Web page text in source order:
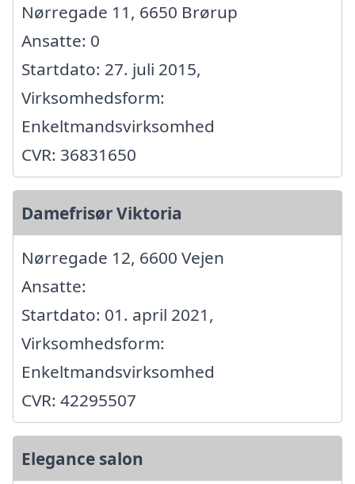
Nørregade 11, 6650 Brørup
Ansatte: 0
Startdato: 27. juli 2015,
Virksomhedsform:
Enkeltmandsvirksomhed
CVR: 36831650
Damefrisør Viktoria
Nørregade 12, 6600 Vejen
Ansatte:
Startdato: 01. april 2021,
Virksomhedsform:
Enkeltmandsvirksomhed
CVR: 42295507
Elegance salon